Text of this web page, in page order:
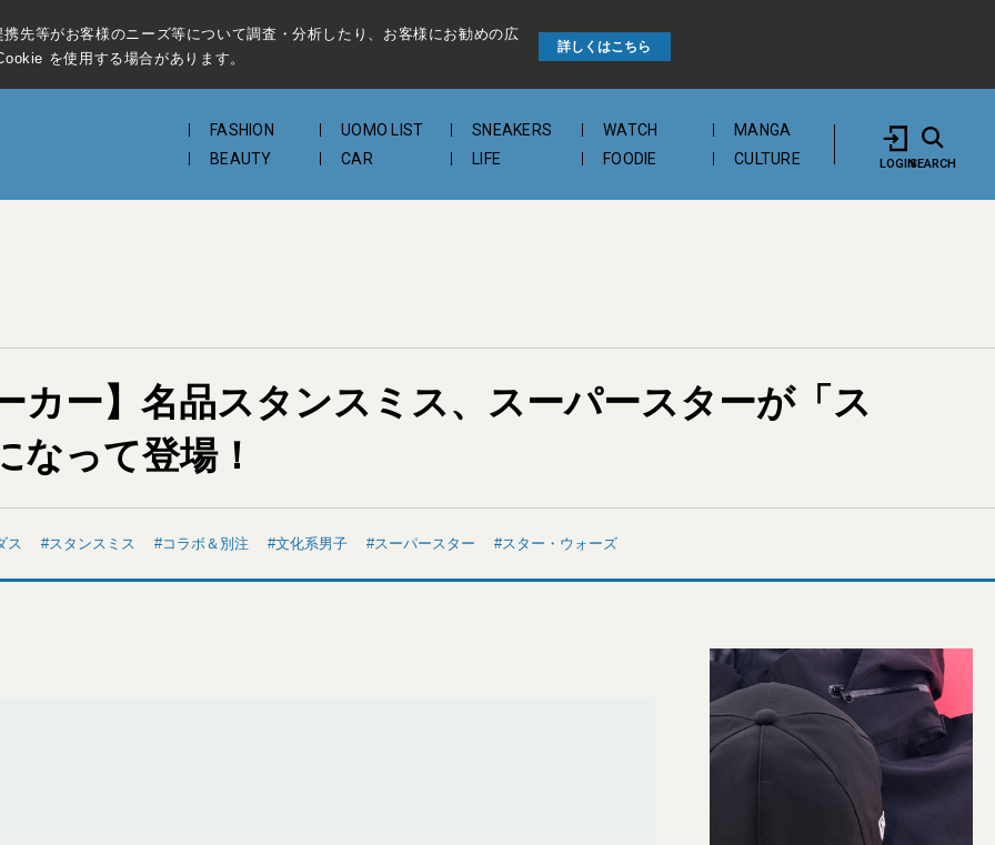
先等がお客様のニーズ等について調査・分析したり、お客様にお勧めの広
を使用する場合があります。
詳しくはこちら
FASHION UOMO LIST SNEAKERS WATCH
MANGA
BEAUTY
CAR LIFE FOODIE CULTURE LOGINSEARCH
カー】名品スタンスミス、スーパースターが「ス
なって登場！
ス スタンスミス コラボ＆別注 文化系男子 スーパースター スター・ウォーズ